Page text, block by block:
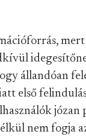
állandóan
első
józan
nem fogja